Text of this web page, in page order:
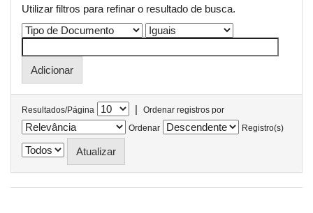
Utilizar filtros para refinar o resultado de busca.
Resultados/Página |
Ordenar registros por
Ordenar
Registro(s)